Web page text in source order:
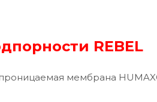
REBEL
мембрана